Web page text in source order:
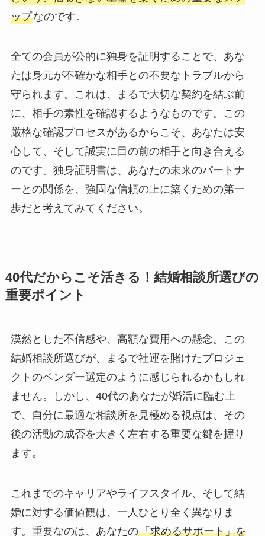
ップなのです。
全ての会員が公的に独身を証明することで、あな
たは身元が不確かな相手との不要なトラブルから
守られます。これは、まるで大切な契約を結ぶ前
に、相手の素性を確認するようなものです。この
厳格な確認プロセスがあるからこそ、あなたは安
心して、そして誠実に目の前の相手と向き合える
のです。独身証明書は、あなたの未来のパートナ
ーとの関係を、強固な信頼の上に築くための第一
歩だと考えてみてください。
40代だからこそ活きる！結婚相談所選びの
重要ポイント
漠然とした不信感や、高額な費用への懸念。この
結婚相談所選びが、まるで社運を賭けたプロジェ
クトのベンダー選定のように感じられるかもしれ
ません。しかし、40代のあなたが婚活に臨む上
で、自分に最適な相談所を見極める視点は、その
後の活動の成否を大きく左右する重要な鍵を握り
ます。
これまでのキャリアやライフスタイル、そして結
婚に対する価値観は、一人ひとり全く異なりま
す。重要なのは、あなたの「求めるサポート」を